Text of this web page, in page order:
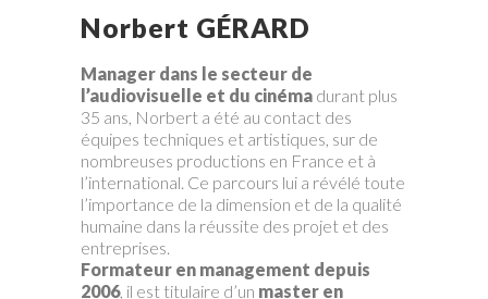
QUESTIONNAIRE GRATUIT
Norbert GÉRARD
Manager dans le secteur de
l’audiovisuelle et du cinéma durant plus
35 ans, Norbert a été au contact des
équipes techniques et artistiques, sur de
nombreuses productions en France et à
l’international. Ce parcours lui a révélé toute
l’importance de la dimension et de la qualité
humaine dans la réussite des projet et des
entreprises.
Formateur en management depuis
2006, il est titulaire d’un master en